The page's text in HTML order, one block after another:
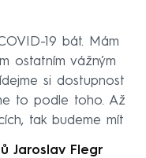
19 bát. Mám
ostatním vážným
si dostupnost
to podle toho. Až
tak budeme mít
Jaroslav Flegr